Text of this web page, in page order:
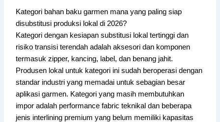
Kategori bahan baku garmen mana yang paling siap
disubstitusi produksi lokal di 2026?
Kategori dengan kesiapan substitusi lokal tertinggi dan
risiko transisi terendah adalah aksesori dan komponen
termasuk zipper, kancing, label, dan benang jahit.
Produsen lokal untuk kategori ini sudah beroperasi dengan
standar industri yang memadai untuk sebagian besar
aplikasi garmen. Kategori yang masih membutuhkan
impor adalah performance fabric teknikal dan beberapa
jenis interlining premium yang belum memiliki kapasitas